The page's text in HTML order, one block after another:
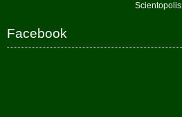
Scientopolis
Facebook